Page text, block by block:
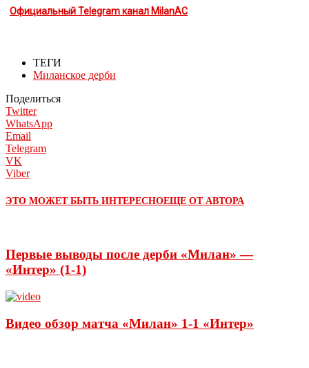
Официальный Telegram канал MilanAC
ТЕГИ
Миланское дерби
Поделиться
Twitter
WhatsApp
Email
Telegram
VK
Viber
ЭТО МОЖЕТ БЫТЬ ИНТЕРЕСНОЕЩЕ ОТ АВТОРА
Первые выводы после дерби «Милан» —
«Интер» (1-1)
Видео обзор матча «Милан» 1-1 «Интер»